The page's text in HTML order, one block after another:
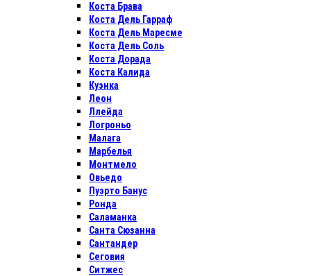
Коста Брава
Коста Дель Гарраф
Коста Дель Маресме
Коста Дель Соль
Коста Дорада
Коста Калида
Куэнка
Леон
Ллейда
Логроньо
Малага
Марбелья
Монтмело
Овьедо
Пуэрто Банус
Ронда
Саламанка
Санта Сюзанна
Сантандер
Сеговия
Ситжес